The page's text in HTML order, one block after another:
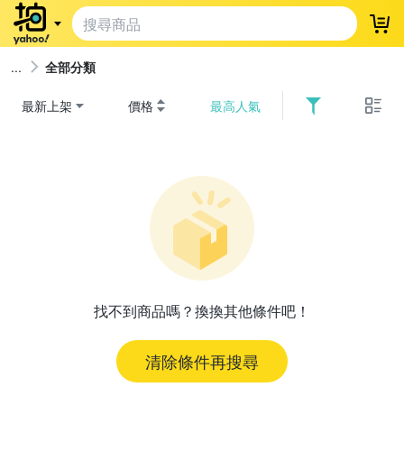
登
全部分類
最新上架 價格 最高人氣
找不到商品嗎？換換其他條件吧！
清除條件再搜尋